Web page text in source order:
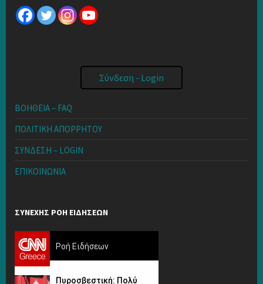
Σύνδεση - Login
ΒΟΗΘΕΙΑ – FAQ
ΠΟΛΙΤΙΚΗ ΑΠΟΡΡΗΤΟΥ
ΣΥΝΔΕΣΗ – LOGIN
ΕΠΙΚΟΙΝΩΝΙΑ
ΣΥΝΕΧΗΣ ΡΟΗ ΕΙΔΗΣΕΩΝ